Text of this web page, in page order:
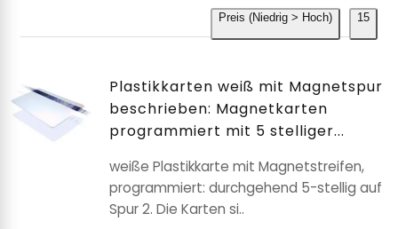
Preis (Niedrig > Hoch) 15
Plastikkarten weiß mit Magnetspur
beschrieben: Magnetkarten
programmiert mit 5 stelliger...
weiße Plastikkarte mit Magnetstreifen,
programmiert: durchgehend 5-stellig auf
Spur 2. Die Karten si..